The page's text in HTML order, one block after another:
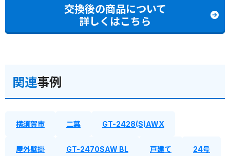
交換後の商品について
詳しくはこちら
関連事例
横須賀市 二葉 GT-2428(S)AWX
屋外壁掛 GT-2470SAW BL 戸建て 24号